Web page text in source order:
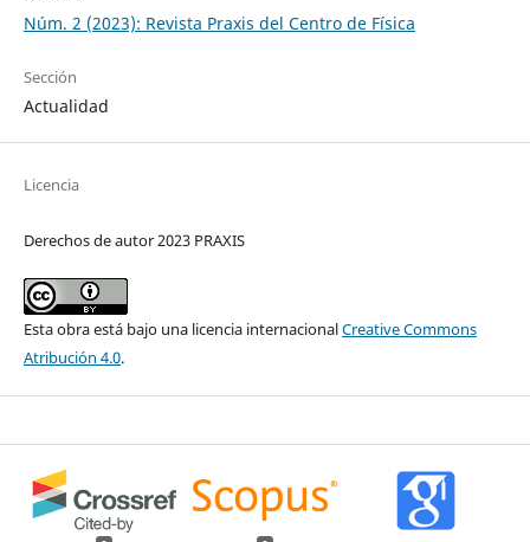
Núm. 2 (2023): Revista Praxis del Centro de Física
Sección
Actualidad
Licencia
Derechos de autor 2023 PRAXIS
Esta obra está bajo una licencia internacionalCreative Commons
Atribución 4.0.